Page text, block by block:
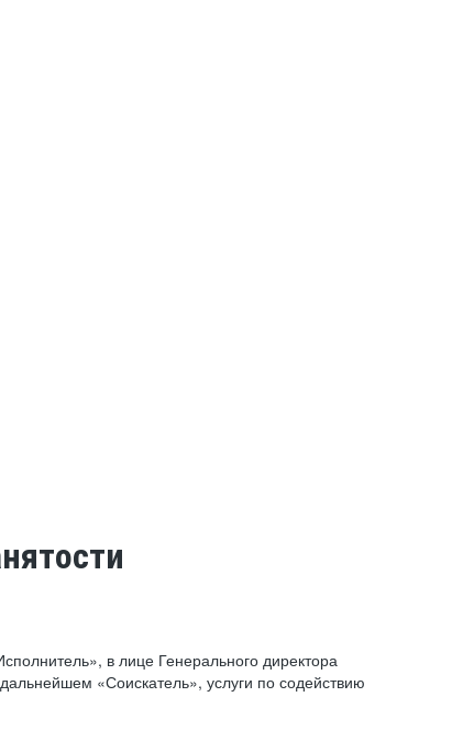
в лице Генерального директора
«Соискатель», услуги по содействию